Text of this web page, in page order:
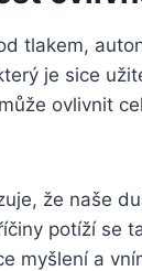
tlakem,
je sice
ovlivnit
že naše
potíží se
myšlení a